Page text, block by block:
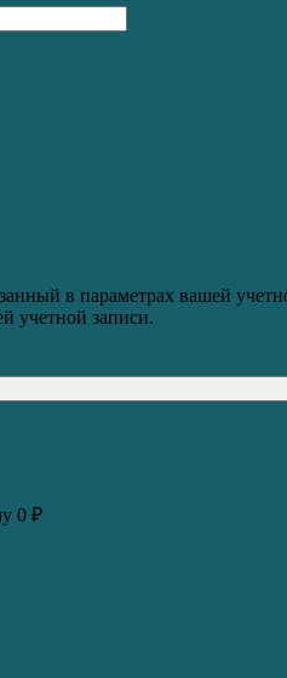
в параметрах вашей
учетной записи.
0 ₽